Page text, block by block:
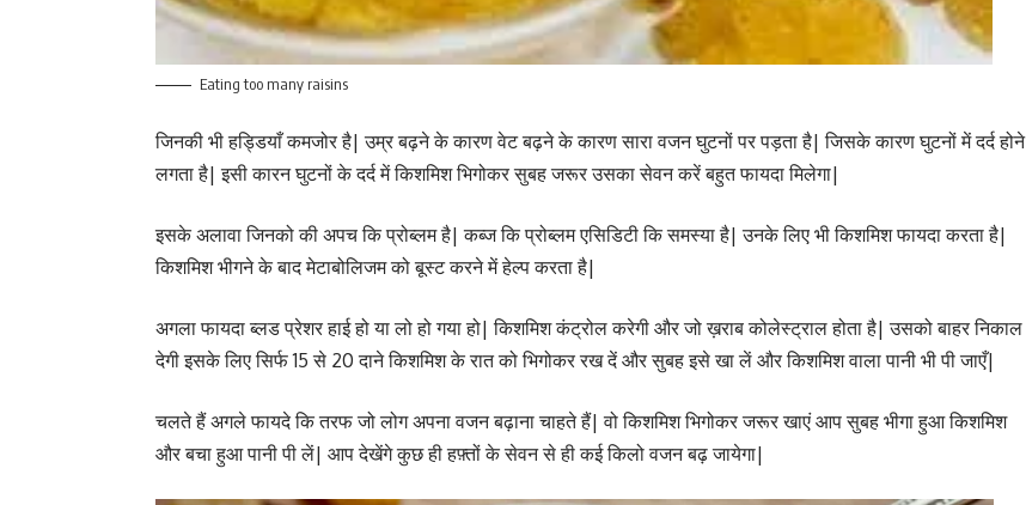
Eating too many raisins
जिनकी भी हड्डियाँ कमजोर है| उम्र बढ़ने के कारण वेट बढ़ने के कारण सारा वजन घुटनों पर पड़ता है| जिसके कारण घुटनों में दर्द होने
लगता है| इसी कारन घुटनों के दर्द में किशमिश भिगोकर सुबह जरूर उसका सेवन करें बहुत फायदा मिलेगा|
इसके अलावा जिनको की अपच कि प्रोब्लम है| कब्ज कि प्रोब्लम एसिडिटी कि समस्या है| उनके लिए भी किशमिश फायदा करता है|
किशमिश भीगने के बाद मेटाबोलिजम को बूस्ट करने में हेल्प करता है|
अगला फायदा ब्लड प्रेशर हाई हो या लो हो गया हो| किशमिश कंट्रोल करेगी और जो ख़राब कोलेस्ट्राल होता है| उसको बाहर निकाल
देगी इसके लिए सिर्फ 15 से 20 दाने किशमिश के रात को भिगोकर रख दें और सुबह इसे खा लें और किशमिश वाला पानी भी पी जाएँ|
चलते हैं अगले फायदे कि तरफ जो लोग अपना वजन बढ़ाना चाहते हैं| वो किशमिश भिगोकर जरूर खाएं आप सुबह भीगा हुआ किशमिश
और बचा हुआ पानी पी लें| आप देखेंगे कुछ ही हफ़्तों के सेवन से ही कई किलो वजन बढ़ जायेगा|